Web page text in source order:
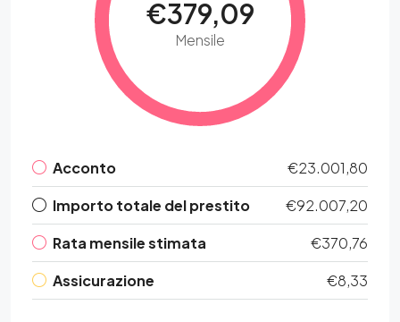
€379,09
Mensile
Acconto
€23.001,80
Importo totale del prestito
€92.007,20
Rata mensile stimata
€370,76
Assicurazione
€8,33